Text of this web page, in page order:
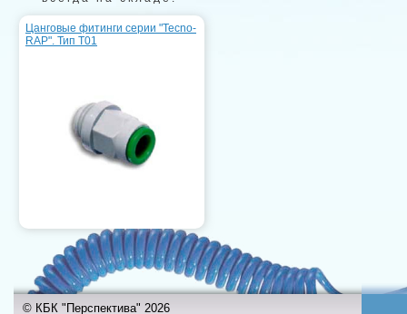
Цанговые фитинги серии "Tecno-
RAP". Тип T01
© КБК "Перспектива" 2026